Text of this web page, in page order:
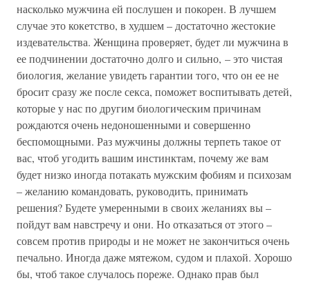
насколько мужчина ей послушен и покорен. В лучшем
случае это кокетство, в худшем – достаточно жестокие
издевательства. Женщина проверяет, будет ли мужчина в
ее подчинении достаточно долго и сильно, – это чистая
биология, желание увидеть гарантии того, что он ее не
бросит сразу же после секса, поможет воспитывать детей,
которые у нас по другим биологическим причинам
рождаются очень недоношенными и совершенно
беспомощными. Раз мужчины должны терпеть такое от
вас, чтоб угодить вашим инстинктам, почему же вам
будет низко иногда потакать мужским фобиям и психозам
– желанию командовать, руководить, принимать
решения? Будете умеренными в своих желаниях вы –
пойдут вам навстречу и они. Но отказаться от этого –
совсем против природы и не может не закончиться очень
печально. Иногда даже мятежом, судом и плахой. Хорошо
бы, чтоб такое случалось пореже. Однако прав был